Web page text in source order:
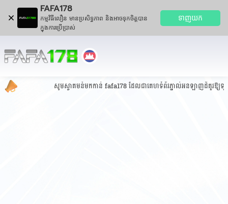
FAFA178
កម្មវិធីលឿន មានប្រសិទ្ធភាព និងអាចទុកចិត្តបាន
ក្នុងការប្រើប្រាស់
ទាញយក
សូមស្វាគមន៍មកកាន់ fafa178 ដែលជាគេហទំព័រភ្នាល់អនឡាញដ៏គួរឱ្យទុក